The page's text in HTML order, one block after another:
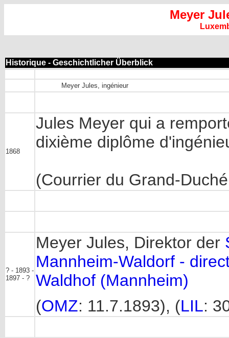
Meyer
Historique - Geschichtlicher Überblick
Meyer Jules, ingénieur
1868
Jules Meyer qui a
dixième diplôme
(Courrier du Grand-
? - 1893 -
1897 - ?
Meyer Jules, Direktor der
Mannheim-Waldorf -
Waldhof (Mannheim)
(OMZ: 11.7.1893), (LIL: